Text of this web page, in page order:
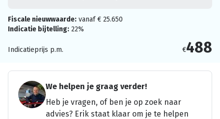
Fiscale nieuwwaarde: vanaf € 25.650
Indicatie bijtelling: 22%
Indicatieprijs p.m. €488
We helpen je graag verder!
Heb je vragen, of ben je op zoek naar
advies? Erik staat klaar om je te helpen